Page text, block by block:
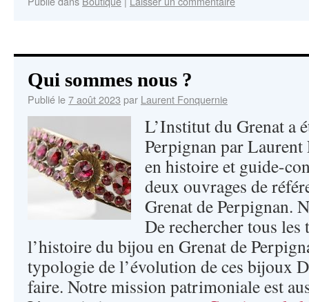
Qui sommes nous ?
Publié le7 août 2023 par Laurent Fonquernie
L’Institut du Grenat a
Perpignan par
en histoire et guide-
deux ouvrages de
Grenat de Perpignan.
De rechercher tous les
l’histoire du bijou en Grenat de
typologie de l’évolution de ces bijoux
faire. Notre mission patrimoniale est